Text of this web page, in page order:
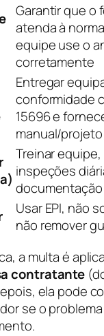
Garantir que o
atenda à
equipe use o
corretamente
Entregar
conformidade
15696 e
manual/projeto
Treinar equipe,
inspeções
documentação
Usar EPI, não
não remover
a multa é
contratante
ela pode
se o